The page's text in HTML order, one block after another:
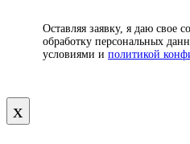
Оставляя заявку, я даю свое
обработку персональных
условиями и политикой
х